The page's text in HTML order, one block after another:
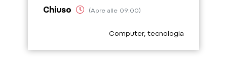
Chiuso (Apre alle 09:00)
aria.poi_category_prefix
Computer, tecnologia